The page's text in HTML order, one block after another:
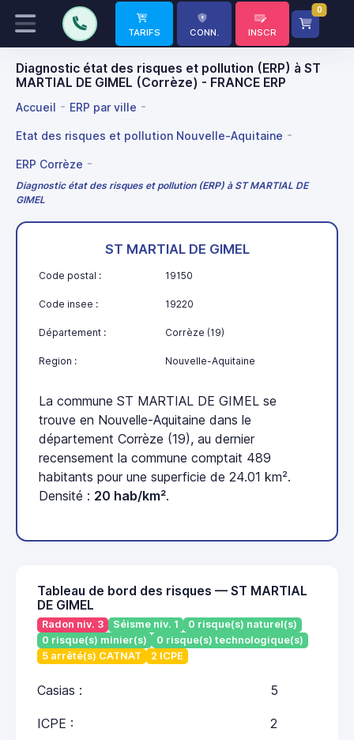
TARIFS CONN. INSCR
0
Diagnostic état des risques et pollution (ERP) à ST
MARTIAL DE GIMEL (Corrèze) - FRANCE ERP
Accueil ERP par ville
Etat des risques et pollution Nouvelle-Aquitaine
ERP Corrèze
Diagnostic état des risques et pollution (ERP) à ST MARTIAL DE
GIMEL
ST MARTIAL DE GIMEL
Code postal : 19150
Code insee : 19220
Département : Corrèze (19)
Region : Nouvelle-Aquitaine
La commune ST MARTIAL DE GIMEL se
trouve en Nouvelle-Aquitaine dans le
département Corrèze (19), au dernier
recensement la commune comptait 489
habitants pour une superficie de 24.01 km².
Densité : 20 hab/km².
Tableau de bord des risques — ST MARTIAL
DE GIMEL
Radon niv. 3 Séisme niv. 1
0 risque(s) naturel(s)
0 risque(s) minier(s)
0 risque(s) technologique(s)
5 arrêté(s) CATNAT
2 ICPE
Casias : 5
ICPE : 2